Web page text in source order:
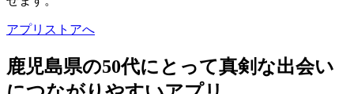
アプリストアへ
鹿児島県の50代にとって真剣な出会い